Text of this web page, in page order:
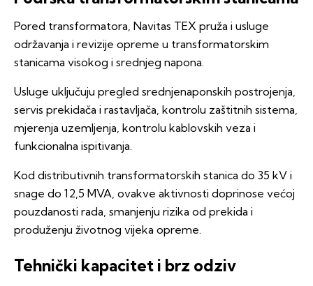
Pored transformatora, Navitas TEX pruža i usluge
održavanja i revizije opreme u transformatorskim
stanicama visokog i srednjeg napona.
Usluge uključuju pregled srednjenaponskih postrojenja,
servis prekidača i rastavljača, kontrolu zaštitnih sistema,
mjerenja uzemljenja, kontrolu kablovskih veza i
funkcionalna ispitivanja.
Kod distributivnih transformatorskih stanica do 35 kV i
snage do 12,5 MVA, ovakve aktivnosti doprinose većoj
pouzdanosti rada, smanjenju rizika od prekida i
produženju životnog vijeka opreme.
Tehnički kapacitet i brz odziv